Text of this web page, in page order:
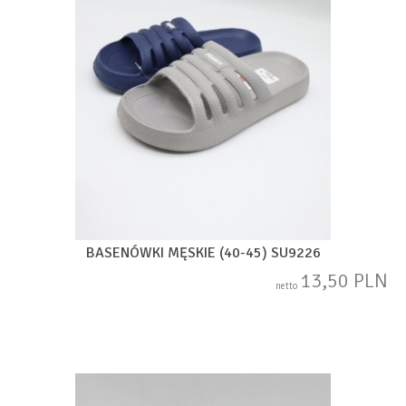
BASENÓWKI MĘSKIE (40-45) SU9226
netto 13,50 PLN